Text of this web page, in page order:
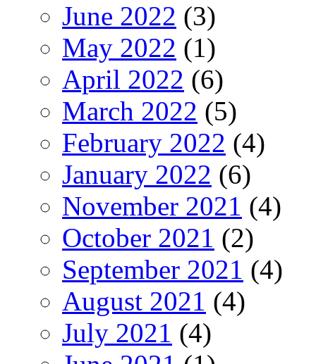
June 2022 (3)
May 2022 (1)
April 2022 (6)
March 2022 (5)
February 2022 (4)
January 2022 (6)
November 2021 (4)
October 2021 (2)
September 2021 (4)
August 2021 (4)
July 2021 (4)